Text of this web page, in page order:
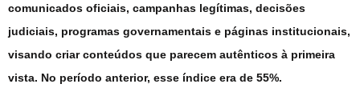
comunicados oficiais, campanhas legítimas, decisões
judiciais, programas governamentais e páginas institucionais,
visando criar conteúdos que parecem autênticos à primeira
vista. No período anterior, esse índice era de 55%.